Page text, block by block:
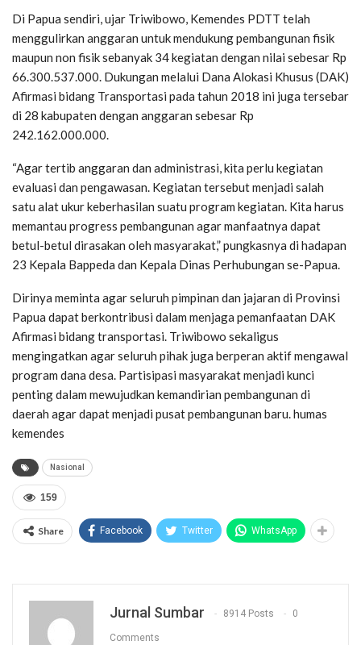
Di Papua sendiri, ujar Triwibowo, Kemendes PDTT telah
menggulirkan anggaran untuk mendukung pembangunan fisik
maupun non fisik sebanyak 34 kegiatan dengan nilai sebesar Rp
66.300.537.000. Dukungan melalui Dana Alokasi Khusus (DAK)
Afirmasi bidang Transportasi pada tahun 2018 ini juga tersebar
di 28 kabupaten dengan anggaran sebesar Rp
242.162.000.000.
“Agar tertib anggaran dan administrasi, kita perlu kegiatan
evaluasi dan pengawasan. Kegiatan tersebut menjadi salah
satu alat ukur keberhasilan suatu program kegiatan. Kita harus
memantau progress pembangunan agar manfaatnya dapat
betul-betul dirasakan oleh masyarakat,” pungkasnya di hadapan
23 Kepala Bappeda dan Kepala Dinas Perhubungan se-Papua.
Dirinya meminta agar seluruh pimpinan dan jajaran di Provinsi
Papua dapat berkontribusi dalam menjaga pemanfaatan DAK
Afirmasi bidang transportasi. Triwibowo sekaligus
mengingatkan agar seluruh pihak juga berperan aktif mengawal
program dana desa. Partisipasi masyarakat menjadi kunci
penting dalam mewujudkan kemandirian pembangunan di
daerah agar dapat menjadi pusat pembangunan baru. humas
kemendes
Nasional
159
Share Facebook Twitter WhatsApp
Jurnal Sumbar 8914 Posts 0
Comments